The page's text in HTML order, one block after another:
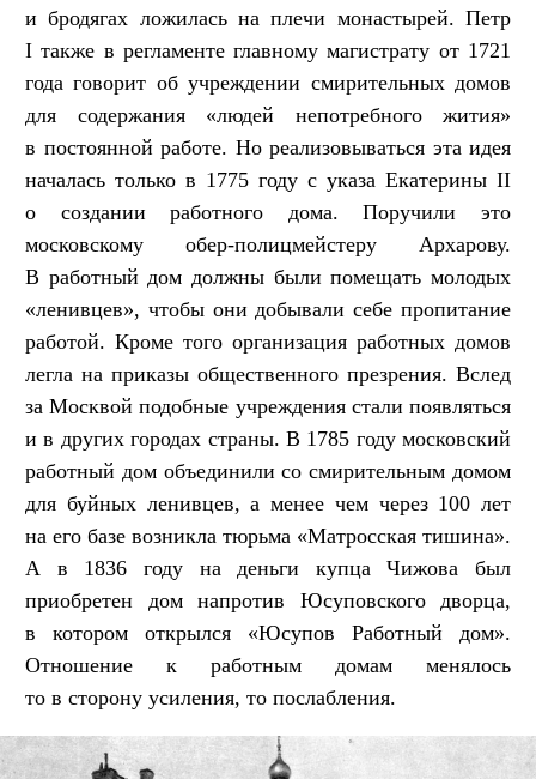
и бродягах ложилась на плечи монастырей. Петр
I также в регламенте главному магистрату от 1721
года говорит об учреждении смирительных домов
для содержания «людей непотребного жития»
в постоянной работе. Но реализовываться эта идея
началась только в 1775 году с указа Екатерины II
о создании работного дома. Поручили это
московскому обер-полицмейстеру Архарову.
В работный дом должны были помещать молодых
«ленивцев», чтобы они добывали себе пропитание
работой. Кроме того организация работных домов
легла на приказы общественного презрения. Вслед
за Москвой подобные учреждения стали появляться
и в других городах страны. В 1785 году московский
работный дом объединили со смирительным домом
для буйных ленивцев, а менее чем через 100 лет
на его базе возникла тюрьма «Матросская тишина».
А в 1836 году на деньги купца Чижова был
приобретен дом напротив Юсуповского дворца,
в котором открылся «Юсупов Работный дом».
Отношение к работным домам менялось
то в сторону усиления, то послабления.